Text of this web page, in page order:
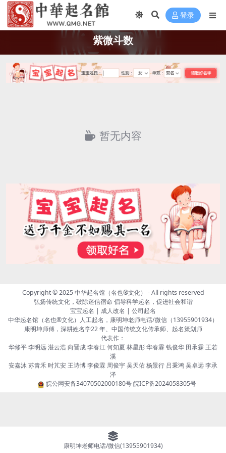
登录
紫微斗数
暂无内容
Copyright © 2025中华起名馆（名也®文化） - All rights reserved
弘扬传统文化，破除迷信宿命 倡导科学起名，促进社会和谐
宝宝起名 | 成人改名 | 公司起名
中华起名馆（名也®文化）人工起名，康明坤老师电话/微信（13955901934）
康明坤师傅，深耕姓名学22 年、中国传统文化传承师、起名策划师
代表作：
华修平 李明远 湛云浩 向晋成 李春江 何知夏 林星彤 华春霖 钱俊华 田承霖 王若
溪
安嘉沐 苏青禾 时芃安 王诗博 李俊霖 周俊宇 吴天佑 杨景行 吕秉鸿 吴卓远 李承
泽
皖公网安备34070502000180号皖ICP备2024058305号
康明坤老师电话/微信(13955901934)